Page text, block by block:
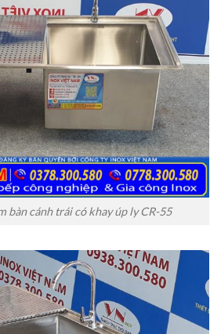
bàn cánh trái có khay úp ly CR-55